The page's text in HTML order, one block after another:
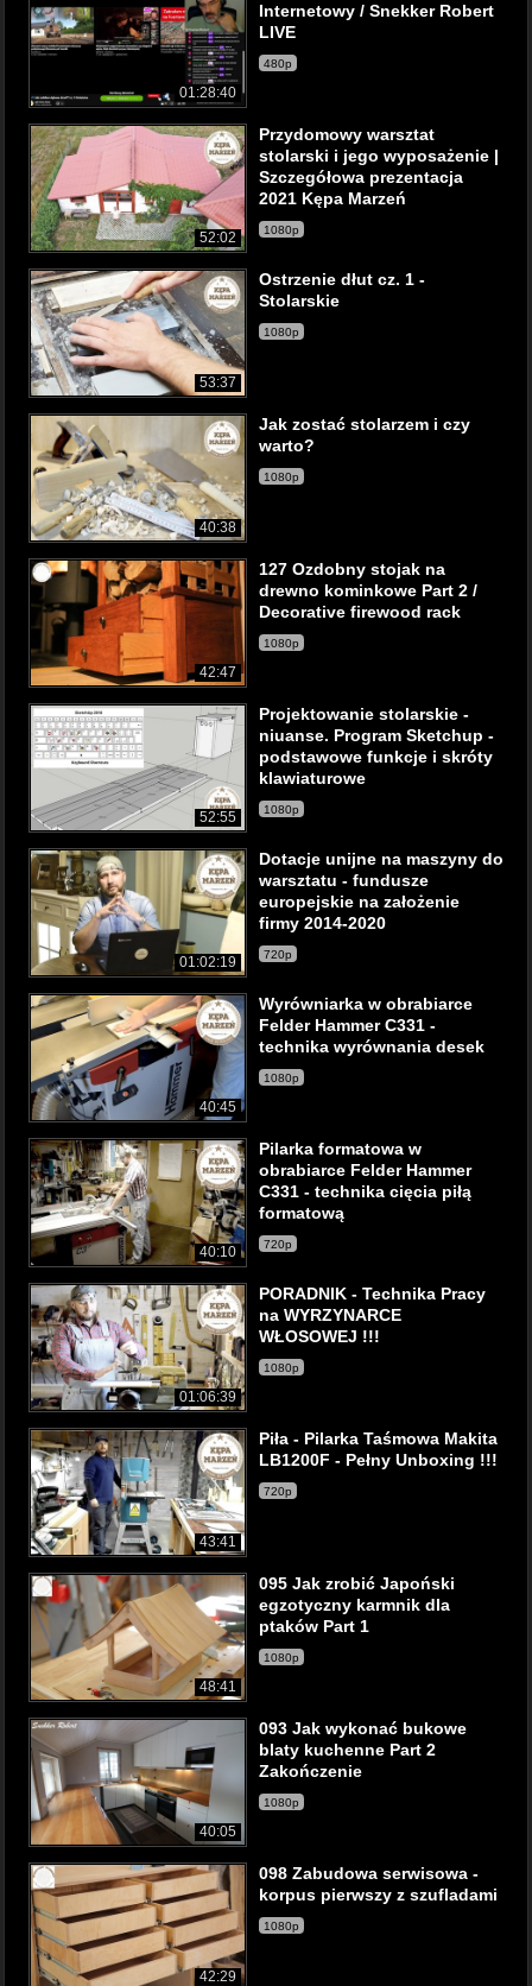
01:28:40
Internetowy / Snekker Robert
LIVE
480p
52:02
Przydomowy warsztat
stolarski i jego wyposażenie |
Szczegółowa prezentacja
2021 Kępa Marzeń
1080p
53:37
Ostrzenie dłut cz. 1 -
Stolarskie
1080p
40:38
Jak zostać stolarzem i czy
warto?
1080p
42:47
127 Ozdobny stojak na
drewno kominkowe Part 2 /
Decorative firewood rack
1080p
52:55
Projektowanie stolarskie -
niuanse. Program Sketchup -
podstawowe funkcje i skróty
klawiaturowe
1080p
01:02:19
Dotacje unijne na maszyny do
warsztatu - fundusze
europejskie na założenie
firmy 2014-2020
720p
40:45
Wyrówniarka w obrabiarce
Felder Hammer C331 -
technika wyrównania desek
1080p
40:10
Pilarka formatowa w
obrabiarce Felder Hammer
C331 - technika cięcia piłą
formatową
720p
01:06:39
PORADNIK - Technika Pracy
na WYRZYNARCE
WŁOSOWEJ !!!
1080p
43:41
Piła - Pilarka Taśmowa Makita
LB1200F - Pełny Unboxing !!!
720p
48:41
095 Jak zrobić Japoński
egzotyczny karmnik dla
ptaków Part 1
1080p
40:05
093 Jak wykonać bukowe
blaty kuchenne Part 2
Zakończenie
1080p
42:29
098 Zabudowa serwisowa -
korpus pierwszy z szufladami
1080p